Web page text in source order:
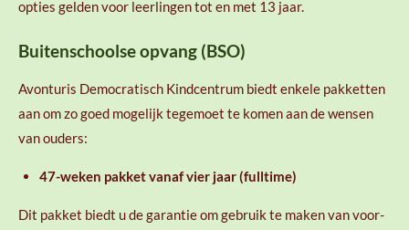
opties gelden voor leerlingen tot en met 13 jaar.
Buitenschoolse opvang (BSO)
Avonturis Democratisch Kindcentrum biedt enkele pakketten
aan om zo goed mogelijk tegemoet te komen aan de wensen
van ouders:
47-weken pakket vanaf vier jaar (fulltime)
Dit pakket biedt u de garantie om gebruik te maken van voor-